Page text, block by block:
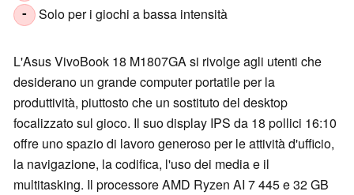
- Solo per i giochi a bassa intensità
L'Asus VivoBook 18 M1807GA si rivolge agli utenti che
desiderano un grande computer portatile per la
produttività, piuttosto che un sostituto del desktop
focalizzato sul gioco. Il suo display IPS da 18 pollici 16:10
offre uno spazio di lavoro generoso per le attività d'ufficio,
la navigazione, la codifica, l'uso dei media e il
multitasking. Il processore AMD Ryzen AI 7 445 e 32 GB